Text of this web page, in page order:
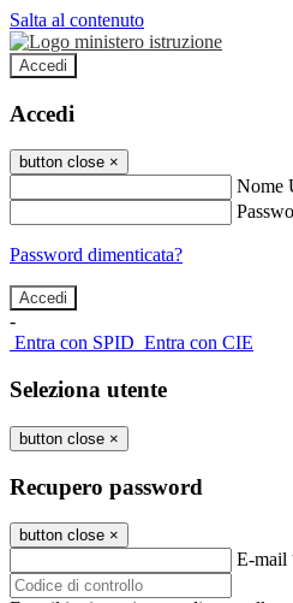
Salta al contenuto
Accedi
Accedi
button close ×
Nome
Password dimenticata?
-
Entra con SPID Entra con CIE
Seleziona utente
button close ×
Recupero password
button close ×
E-mail